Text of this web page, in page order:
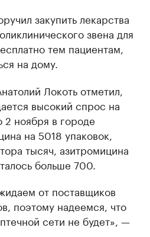
закупить лекарства
звена для
тем пациентам,
на дому.
Локоть отметил,
высокий спрос на
2 ноября в городе
на 5018 упаковок,
тысяч, азитромицина
больше 700.
от поставщиков
поэтому надеемся, что
сети не будет», —